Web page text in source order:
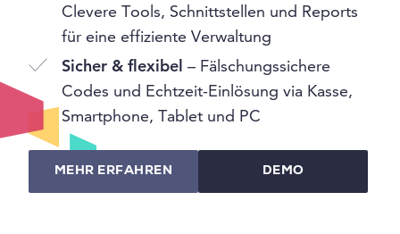
Clevere Tools, Schnittstellen und Reports
für eine effiziente Verwaltung
Sicher & flexibel – Fälschungssichere
Codes und Echtzeit-Einlösung via Kasse,
Smartphone, Tablet und PC
MEHR ERFAHREN DEMO